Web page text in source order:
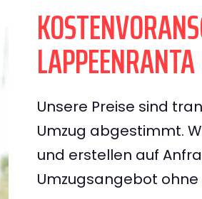
LAPPEENRANTA
Unsere Preise sind
Umzug abgestimmt.
und erstellen auf
Umzugsangebot